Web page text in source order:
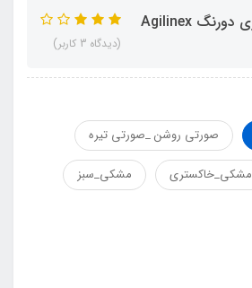
(دیدگاه 3 کاربر)
صورتی روشن _صورتی تیره
مشکی_خاکستری مشکی_سبز